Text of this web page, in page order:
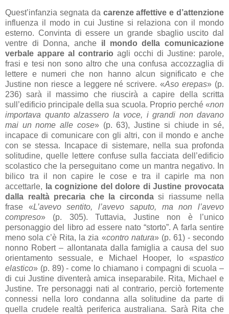
Quest’infanzia segnata da carenze affettive e d’attenzione
influenza il modo in cui Justine si relaziona con il mondo
esterno. Convinta di essere un grande sbaglio uscito dal
ventre di Donna, anche il mondo della comunicazione
verbale appare al contrario agli occhi di Justine: parole,
frasi e tesi non sono altro che una confusa accozzaglia di
lettere e numeri che non hanno alcun significato e che
Justine non riesce a leggere né scrivere. «Aso erepas» (p.
236) sarà il massimo che riuscirà a capire della scritta
sull’edificio principale della sua scuola. Proprio perché «non
importava quanto alzassero la voce, i grandi non davano
mai un nome alle cose» (p. 63), Justine si chiude in sé,
incapace di comunicare con gli altri, con il mondo e anche
con se stessa. Incapace di sistemare, nella sua profonda
solitudine, quelle lettere confuse sulla facciata dell’edificio
scolastico che la perseguitano come un mantra negativo. In
bilico tra il non capire le cose e tra il capirle ma non
accettarle,
la cognizione del dolore di Justine provocata
dalla realtà precaria che la circondasi riassume nella
frase «L’avevo sentito, l’avevo saputo, ma non l’avevo
compreso» (p. 305). Tuttavia, Justine non è l’unico
personaggio del libro ad essere nato “storto”. A farla sentire
meno sola c’è Rita, la zia «contro natura» (p. 61) - secondo
nonno Robert – allontanata dalla famiglia a causa del suo
orientamento sessuale, e Michael Hooper, lo «spastico
elastico» (p. 89) - come lo chiamano i compagni di scuola –
di cui Justine diventerà amica inseparabile. Rita, Michael e
Justine. Tre personaggi nati al contrario, perciò fortemente
connessi nella loro condanna alla solitudine da parte di
quella crudele realtà periferica australiana. Sarà Rita che